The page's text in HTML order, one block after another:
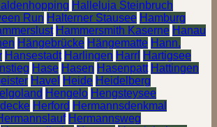
Halleluja Steinbruch
Run Halterner Stausee Hamburg
Hammersmith Kaserne Hanau
Hängebrücke Hängematte Hann.
Hansestadt Harlingen Harrl Hartigsee
Hase Hasen Hasenpatt Hattingen
Havel Heide Heidelberg
Hengelo Hengsteysee
Herford Hermannsdenkmal
Hermannsweg